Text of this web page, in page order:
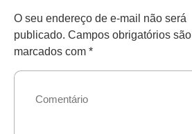
O seu endereço de e-mail não será
publicado. Campos obrigatórios são
marcados com *